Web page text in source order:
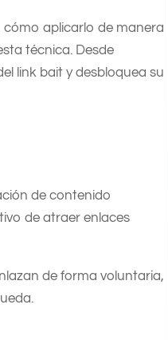
cómo aplicarlo de manera
técnica. Desde
link bait y desbloquea su
de contenido
de atraer enlaces
de forma voluntaria,